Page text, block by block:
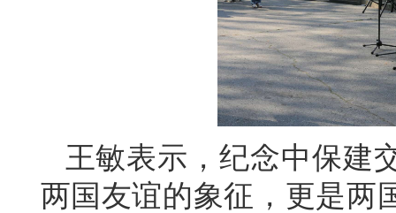
王敏表示，纪念中保建
两国友谊的象征，更是两